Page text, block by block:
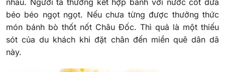
béo béo ngọt ngọt. Nếu chưa từng được thưởng thức
món bánh bò thốt nốt Châu Đốc. Thì quả là một thiếu
sót của du khách khi đặt chân đến miền quê dân dã
này.